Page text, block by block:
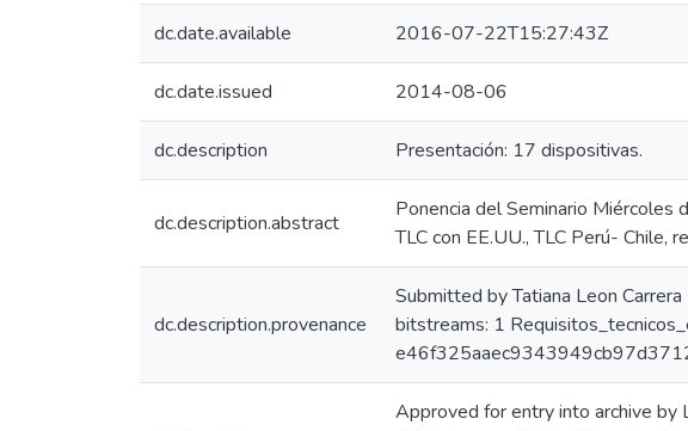
dc.date.available 2016-07-22T15:27:43Z
dc.date.issued 2014-08-06
dc.description Presentación: 17 dispositivas.
dc.description.abstract
Ponencia del Seminario Miércoles
TLC con EE.UU., TLC Perú- Chile,
dc.description.provenance
Submitted by Tatiana Leon
bitstreams: 1
Approved for entry into archive